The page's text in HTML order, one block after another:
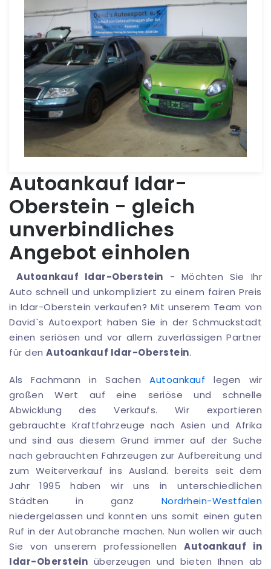
Autoankauf Idar-
Oberstein - gleich
unverbindliches
Angebot einholen
Autoankauf Idar-Oberstein - Möchten Sie Ihr
Auto schnell und unkompliziert zu einem fairen Preis
in Idar-Oberstein verkaufen? Mit unserem Team von
David`s Autoexport haben Sie in der Schmuckstadt
einen seriösen und vor allem zuverlässigen Partner
für den Autoankauf Idar-Oberstein.
Als Fachmann in SachenAutoankauf legen wir
großen Wert auf eine seriöse und schnelle
Abwicklung des Verkaufs. Wir exportieren
gebrauchte Kraftfahrzeuge nach Asien und Afrika
und sind aus diesem Grund immer auf der Suche
nach gebrauchten Fahrzeugen zur Aufbereitung und
zum Weiterverkauf ins Ausland. bereits seit dem
Jahr 1995 haben wir uns in unterschiedlichen
Städten in ganz Nordrhein-Westfalen
niedergelassen und konnten uns somit einen guten
Ruf in der Autobranche machen. Nun wollen wir auch
Sie von unserem professionellenAutoankauf in
Idar-Oberstein überzeugen und bieten Ihnen ab